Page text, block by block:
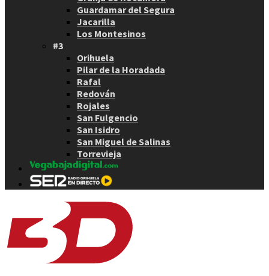
Guardamar del Segura
Jacarilla
Los Montesinos
#3
Orihuela
Pilar de la Horadada
Rafal
Redován
Rojales
San Fulgencio
San Isidro
San Miguel de Salinas
Torrevieja